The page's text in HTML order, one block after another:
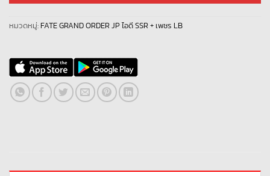
หมวดหมู่: FATE GRAND ORDER JP ไอดี SSR + เพชร LB